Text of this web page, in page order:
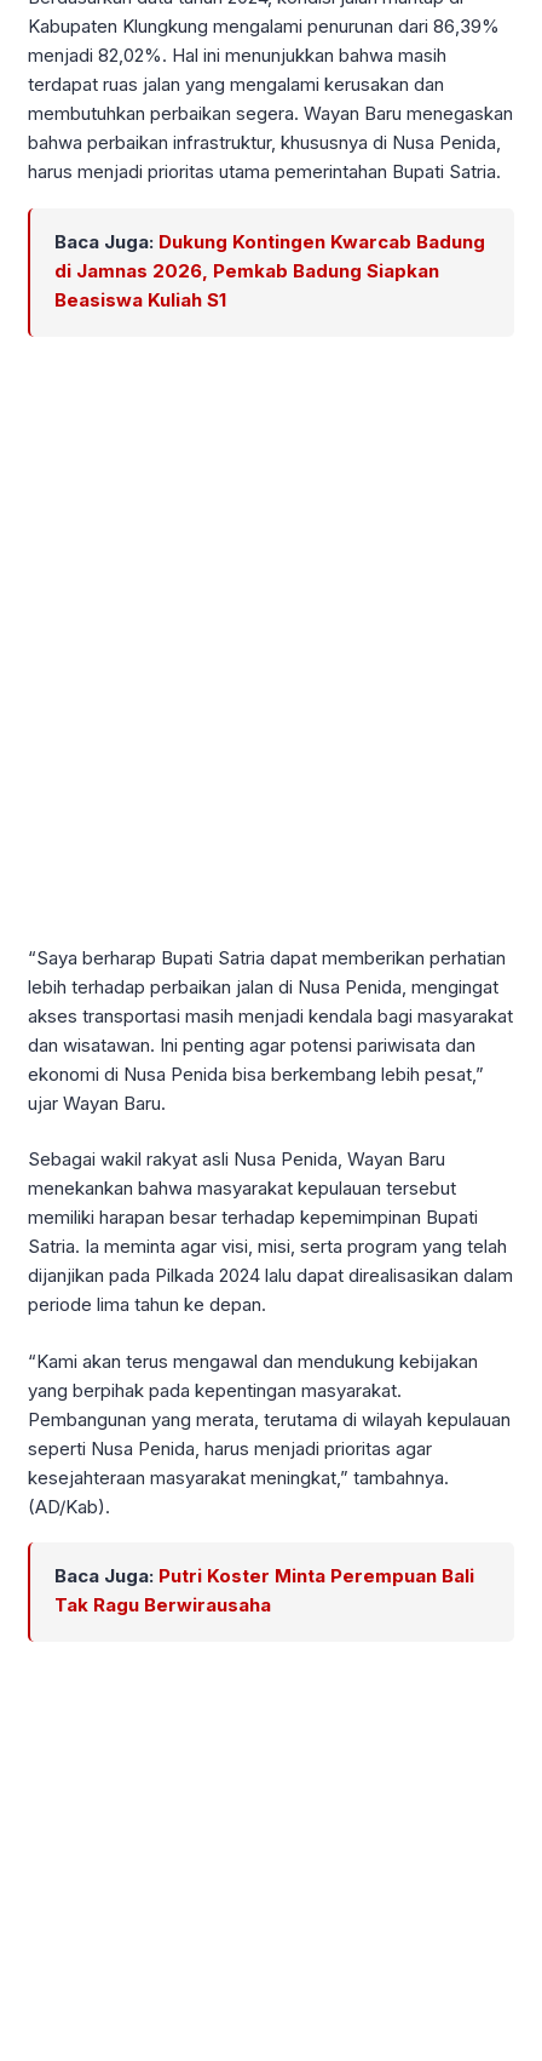
Kabupaten Klungkung mengalami penurunan dari 86,39%
menjadi 82,02%. Hal ini menunjukkan bahwa masih
terdapat ruas jalan yang mengalami kerusakan dan
membutuhkan perbaikan segera. Wayan Baru menegaskan
bahwa perbaikan infrastruktur, khususnya di Nusa Penida,
harus menjadi prioritas utama pemerintahan Bupati Satria.
Baca Juga: Dukung Kontingen Kwarcab Badung
di Jamnas 2026, Pemkab Badung Siapkan
Beasiswa Kuliah S1
“Saya berharap Bupati Satria dapat memberikan perhatian
lebih terhadap perbaikan jalan di Nusa Penida, mengingat
akses transportasi masih menjadi kendala bagi masyarakat
dan wisatawan. Ini penting agar potensi pariwisata dan
ekonomi di Nusa Penida bisa berkembang lebih pesat,”
ujar Wayan Baru.
Sebagai wakil rakyat asli Nusa Penida, Wayan Baru
menekankan bahwa masyarakat kepulauan tersebut
memiliki harapan besar terhadap kepemimpinan Bupati
Satria. Ia meminta agar visi, misi, serta program yang telah
dijanjikan pada Pilkada 2024 lalu dapat direalisasikan dalam
periode lima tahun ke depan.
“Kami akan terus mengawal dan mendukung kebijakan
yang berpihak pada kepentingan masyarakat.
Pembangunan yang merata, terutama di wilayah kepulauan
seperti Nusa Penida, harus menjadi prioritas agar
kesejahteraan masyarakat meningkat,” tambahnya.
(AD/Kab).
Baca Juga: Putri Koster Minta Perempuan Bali
Tak Ragu Berwirausaha